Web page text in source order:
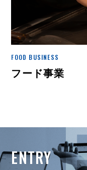
FOOD BUSINESS
フード事業
ENTRY